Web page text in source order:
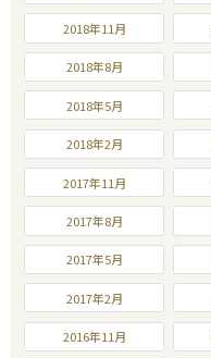
2018年11月
2018年8月
2018年5月
2018年2月
2017年11月
2017年8月
2017年5月
2017年2月
2016年11月